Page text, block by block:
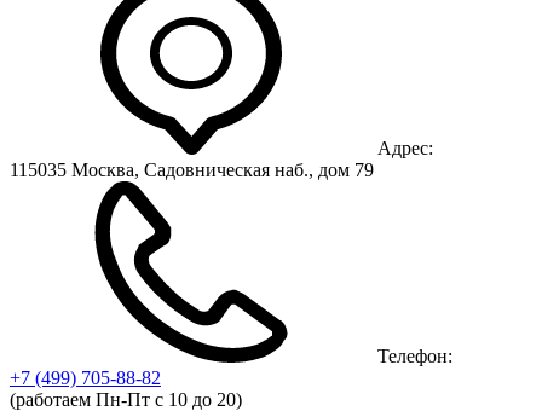
Адрес:
115035 Москва, Садовническая наб., дом 79
Телефон:
+7 (499) 705-88-82
(работаем Пн-Пт с 10 до 20)